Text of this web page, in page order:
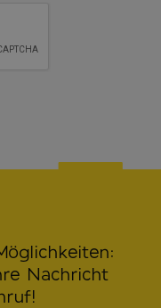
Nachricht